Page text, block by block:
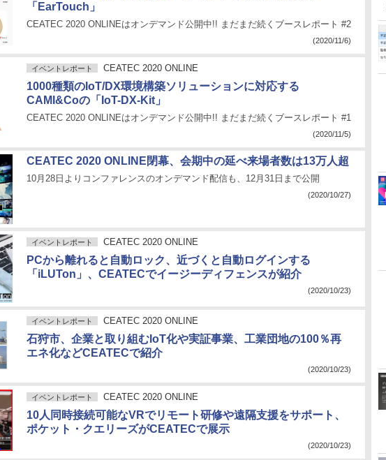
「EarTouch」
CEATEC 2020 ONLINEはオンデマンド公開中!! まだまだ続くブースレポート #2
(2020/11/6)
イベントレポート CEATEC 2020 ONLINE
1000種類のIoT/DX環境構築ソリューションに対応する
CAMI&Coの「IoT-DX-Kit」
CEATEC 2020 ONLINEはオンデマンド公開中!! まだまだ続くブースレポート #1
(2020/11/5)
CEATEC 2020 ONLINE閉幕、会期中の延べ来場者数は13万人超
10月28日よりコンファレンスのオンデマンド配信も、12月31日まで公開
(2020/10/27)
イベントレポート CEATEC 2020 ONLINE
PCから離れると自動ロック、近づくと自動ログインする
「iLUTon」、CEATECでイージーディフェンスが紹介
(2020/10/23)
イベントレポート CEATEC 2020 ONLINE
石狩市、企業と取り組むIoT化や実証事業、工業団地の100％再
エネ化などCEATECで紹介
(2020/10/23)
イベントレポート CEATEC 2020 ONLINE
10人同時接続可能なVRでリモート研修や遠隔支援をサポート、
ポケット・クエリーズがCEATECで展示
(2020/10/23)